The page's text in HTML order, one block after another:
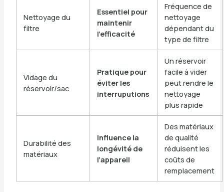
Nettoyage du
filtre
Essentiel pour
maintenir
l’efficacité
Fréquence de
nettoyage
dépendant du
type de filtre
Vidage du
réservoir/sac
Pratique pour
éviter les
interruputions
Un réservoir
facile à vider
peut rendre le
nettoyage
plus rapide
Durabilité des
matériaux
Influence la
longévité de
l’appareil
Des matériaux
de qualité
réduisent les
coûts de
remplacement